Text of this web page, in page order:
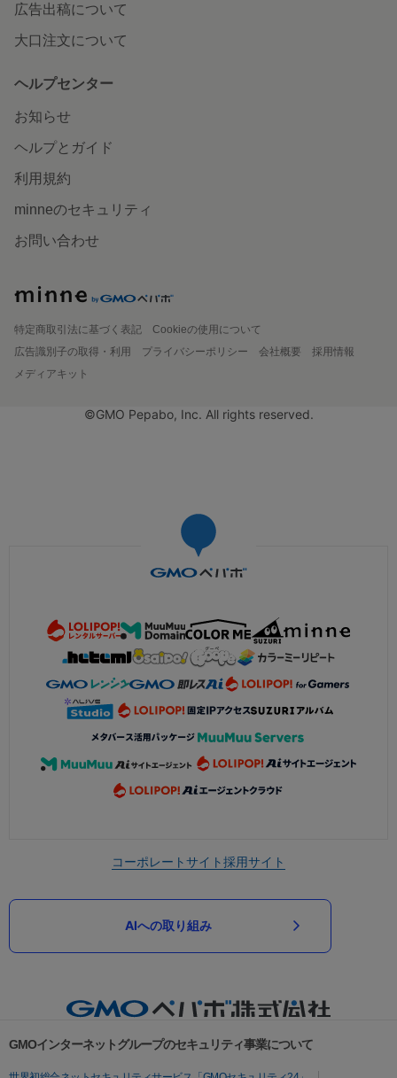
広告出稿について
大口注文について
ヘルプセンター
お知らせ
ヘルプとガイド
利用規約
minneのセキュリティ
お問い合わせ
特定商取引法に基づく表記
Cookieの使用について
広告識別子の取得・利用
プライバシーポリシー 会社概要
採用情報
メディアキット
©GMO Pepabo, Inc. All rights reserved.
コーポレートサイト採用サイト
AIへの取り組み
GMOインターネットグループのセキュリティ事業について